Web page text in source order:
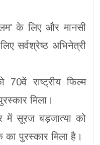
के लिए और मानसी
सर्वश्रेष्ठ अभिनेत्री
राष्ट्रीय फिल्म
मिला।
में सूरज बड़जात्या को
का पुरस्कार मिला है।